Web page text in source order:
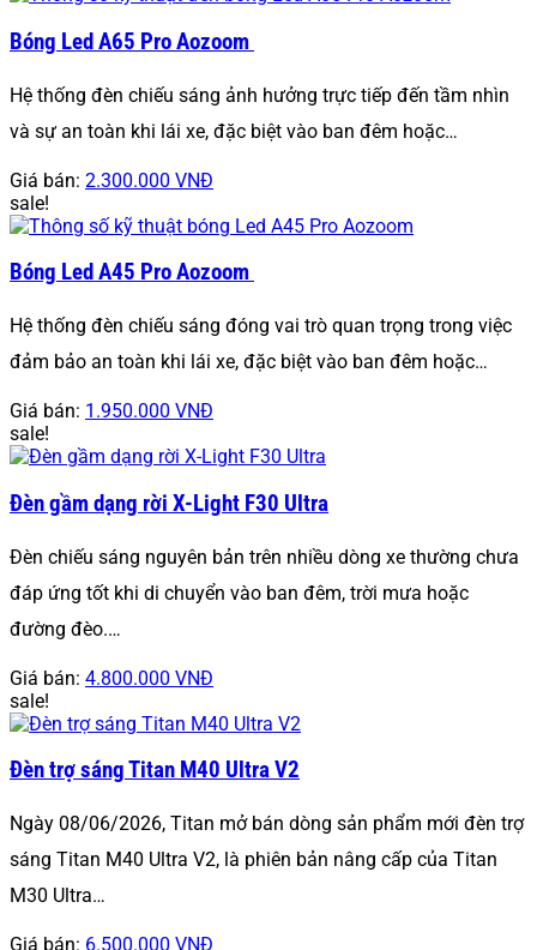
Bóng Led A65 Pro Aozoom
Hệ thống đèn chiếu sáng ảnh hưởng trực tiếp đến tầm nhìn
và sự an toàn khi lái xe, đặc biệt vào ban đêm hoặc…
Giá bán: 2.300.000 VNĐ
sale!
Bóng Led A45 Pro Aozoom
Hệ thống đèn chiếu sáng đóng vai trò quan trọng trong việc
đảm bảo an toàn khi lái xe, đặc biệt vào ban đêm hoặc…
Giá bán: 1.950.000 VNĐ
sale!
Đèn gầm dạng rời X-Light F30 Ultra
Đèn chiếu sáng nguyên bản trên nhiều dòng xe thường chưa
đáp ứng tốt khi di chuyển vào ban đêm, trời mưa hoặc
đường đèo.…
Giá bán: 4.800.000 VNĐ
sale!
Đèn trợ sáng Titan M40 Ultra V2
Ngày 08/06/2026, Titan mở bán dòng sản phẩm mới đèn trợ
sáng Titan M40 Ultra V2, là phiên bản nâng cấp của Titan
M30 Ultra…
Giá bán: 6.500.000 VNĐ